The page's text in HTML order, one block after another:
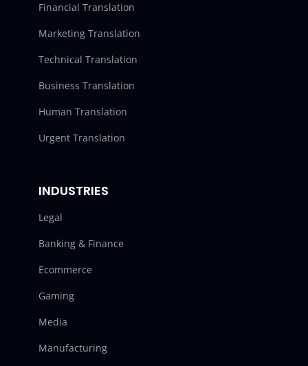
Financial Translation
Marketing Translation
Technical Translation
Business Translation
Human Translation
Urgent Translation
INDUSTRIES
Legal
Banking & Finance
Ecommerce
Gaming
Media
Manufacturing